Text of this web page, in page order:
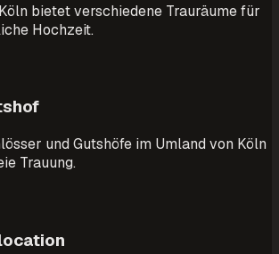
bietet verschiedene Trauräume für
Hochzeit.
und Gutshöfe im Umland von Köln
Trauung.